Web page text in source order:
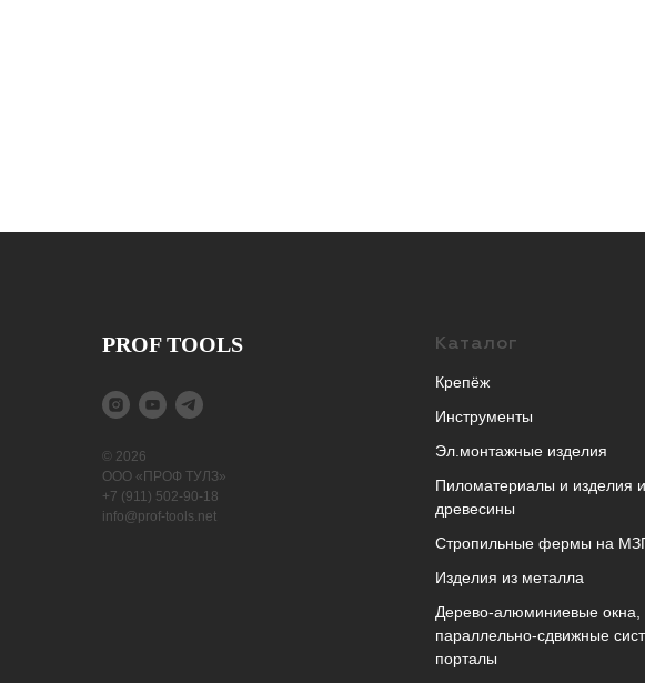
PROF TOOLS
© 2026
ООО «ПРОФ ТУЛЗ»
+7 (911) 502-90-18
info@prof-tools.net
Каталог
Крепёж
Инструменты
Эл.монтажные изделия
Пиломатериалы и изделия
древесины
Cтропильные фермы на
Изделия из металла
Дерево-алюминиевые окна,
параллельно-сдвижные
порталы